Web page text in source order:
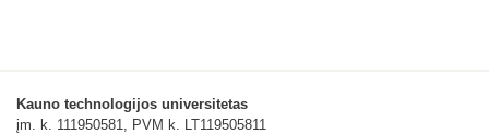
Kauno technologijos universitetas
įm. k. 111950581, PVM k. LT119505811